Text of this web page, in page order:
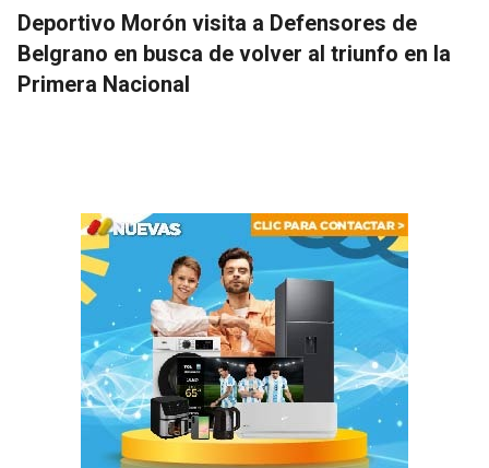
Deportivo Morón visita a Defensores de
Belgrano en busca de volver al triunfo en la
Primera Nacional